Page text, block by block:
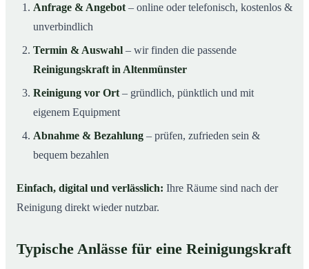
Anfrage & Angebot – online oder telefonisch, kostenlos &
unverbindlich
Termin & Auswahl – wir finden die passende
Reinigungskraft in Altenmünster
Reinigung vor Ort – gründlich, pünktlich und mit
eigenem Equipment
Abnahme & Bezahlung – prüfen, zufrieden sein &
bequem bezahlen
Einfach, digital und verlässlich: Ihre Räume sind nach der
Reinigung direkt wieder nutzbar.
Typische Anlässe für eine Reinigungskraft